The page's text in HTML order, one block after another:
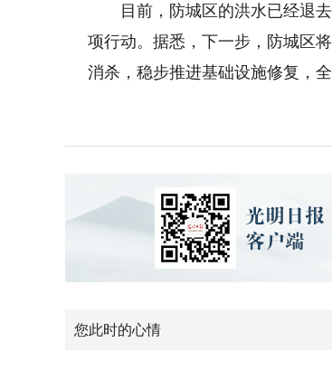
目前，防城区的洪水已经退去
项行动。据悉，下一步，防城区
消杀，稳步推进基础设施修复，
您此时的心情